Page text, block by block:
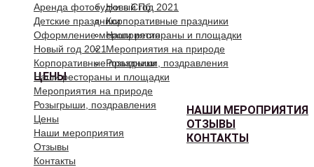
Новый год 2021
Корпоративные праздники
Наши рестораны и площадки
Мероприятия на природе
Розыгрыши, поздравления
ЦЕНЫ
НАШИ МЕРОПРИЯТИЯ
ОТЗЫВЫ
КОНТАКТЫ
Аренда фотобудки в СПб
Детские праздники
Оформление мероприятия
Новый год 2021
Корпоративные праздники
Наши рестораны и площадки
Мероприятия на природе
Розыгрыши, поздравления
Цены
Наши мероприятия
Отзывы
Контакты